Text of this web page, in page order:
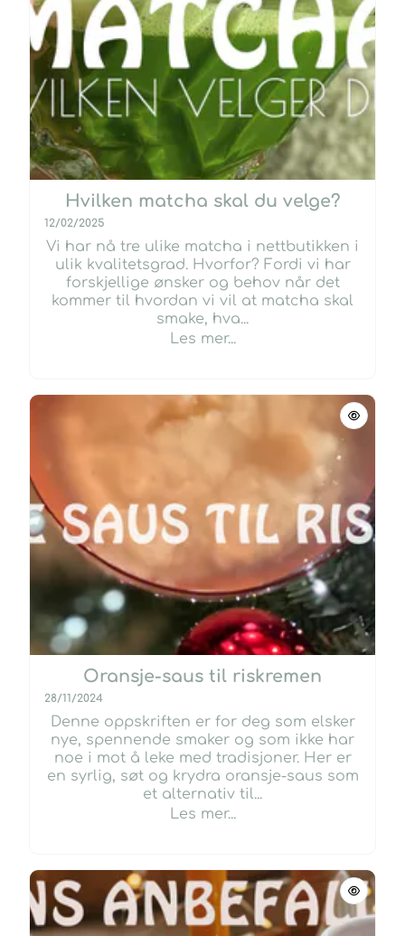
Hvilken matcha skal du velge?
12/02/2025
Vi har nå tre ulike matcha i nettbutikken i
ulik kvalitetsgrad. Hvorfor? Fordi vi har
forskjellige ønsker og behov når det
kommer til hvordan vi vil at matcha skal
smake, hva...
Les mer...
Oransje-saus til riskremen
28/11/2024
Denne oppskriften er for deg som elsker
nye, spennende smaker og som ikke har
noe i mot å leke med tradisjoner. Her er
en syrlig, søt og krydra oransje-saus som
et alternativ til...
Les mer...